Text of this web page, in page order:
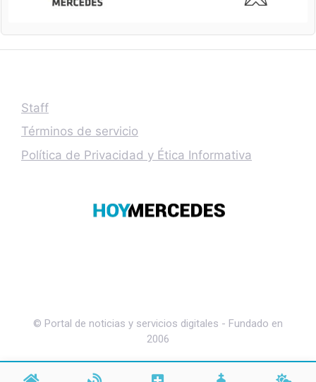
Staff
Términos de servicio
Política de Privacidad y Ética Informativa
© Portal de noticias y servicios digitales - Fundado en
2006